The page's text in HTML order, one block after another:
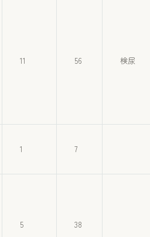
11 56 検尿
1 7
5 38